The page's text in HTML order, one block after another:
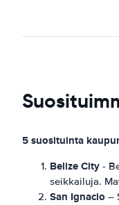
5 suosituinta
Belize City -
seikkailuja.
San Ignacio –